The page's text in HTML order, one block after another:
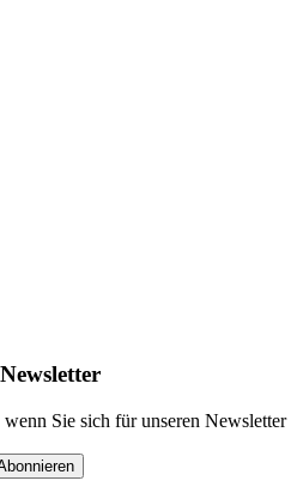
Sie sich für unseren Newsletter